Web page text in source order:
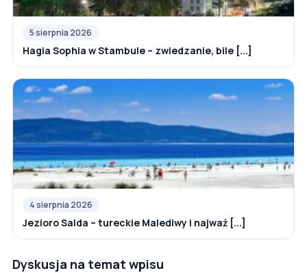
5 sierpnia 2026
Hagia Sophia w Stambule – zwiedzanie, bile [...]
4 sierpnia 2026
Jezioro Salda – tureckie Malediwy i najważ [...]
Dyskusja na temat wpisu